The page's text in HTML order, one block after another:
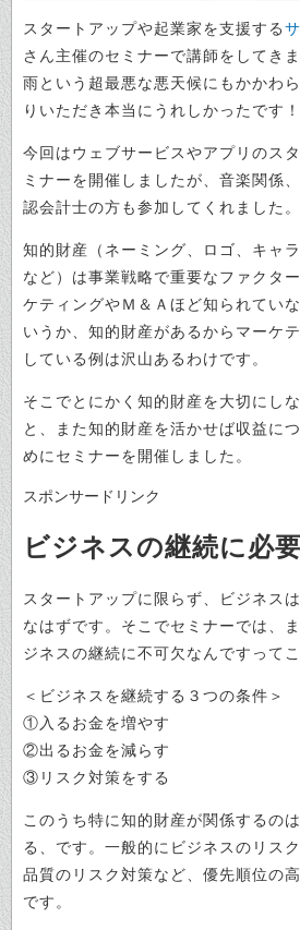
スタートアップや起業家を支援する
さん主催のセミナーで講師をしてき
雨という超最悪な悪天候にもかかわ
りいただき本当にうれしかったです！
今回はウェブサービスやアプリのス
ミナーを開催しましたが、音楽関係
認会計士の方も参加してくれました。
知的財産（ネーミング、ロゴ、キャ
など）は事業戦略で重要なファクタ
ケティングやＭ＆Ａほど知られてい
いうか、知的財産があるからマーケ
している例は沢山あるわけです。
そこでとにかく知的財産を大切にし
と、また知的財産を活かせば収益に
めにセミナーを開催しました。
スポンサードリンク
ビジネスの継続に必
スタートアップに限らず、ビジネス
なはずです。そこでセミナーでは、
ジネスの継続に不可欠なんですって
＜ビジネスを継続する３つの条件＞
①入るお金を増やす
②出るお金を減らす
③リスク対策をする
このうち特に知的財産が関係するの
る、です。一般的にビジネスのリス
品質のリスク対策など、優先順位の
です。